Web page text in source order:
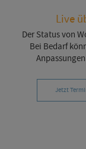
Live
Der Status von
Bei Bedarf
Jetzt